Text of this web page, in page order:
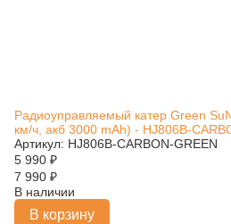
Радиоуправляемый катер Green
км/ч, акб 3000 mAh) - HJ806B-
Артикул: HJ806B-CARBON-GREEN
5 990 ₽
7 990 ₽
В наличии
В корзину